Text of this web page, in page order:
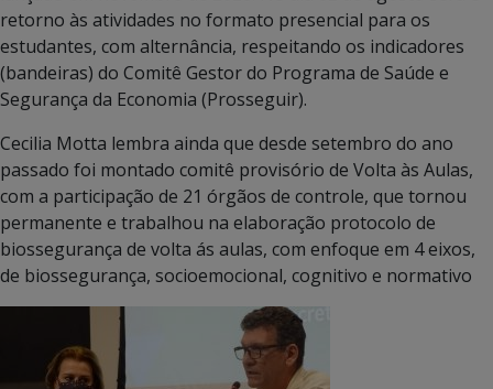
retorno às atividades no formato presencial para os
estudantes, com alternância, respeitando os indicadores
(bandeiras) do Comitê Gestor do Programa de Saúde e
Segurança da Economia (Prosseguir).
Cecilia Motta lembra ainda que desde setembro do ano
passado foi montado comitê provisório de Volta às Aulas,
com a participação de 21 órgãos de controle, que tornou
permanente e trabalhou na elaboração protocolo de
biossegurança de volta ás aulas, com enfoque em 4 eixos,
de biossegurança, socioemocional, cognitivo e normativo